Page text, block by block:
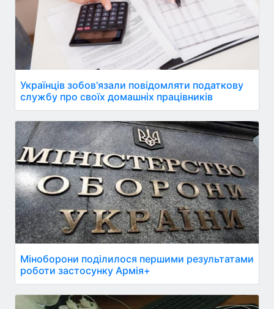
Українців зобов'язали повідомляти податкову
службу про своїх домашніх працівників
Міноборони поділилося першими результатами
роботи застосунку Армія+